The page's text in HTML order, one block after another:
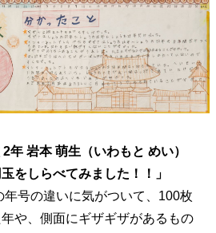
年 岩本 萌生（いわもと めい）
をしらべてみました！！」
号の違いに気がついて、100枚
や、側面にギザギザがあるもの